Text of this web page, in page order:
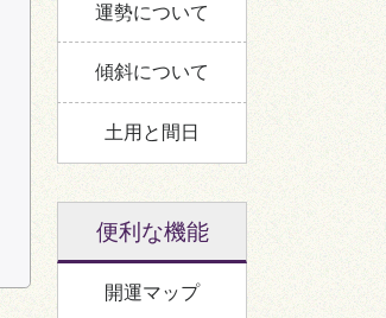
運勢について
傾斜について
土用と間日
便利な機能
開運マップ